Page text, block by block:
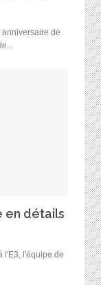
anniversaire de
en détails
l'E3, l'équipe de